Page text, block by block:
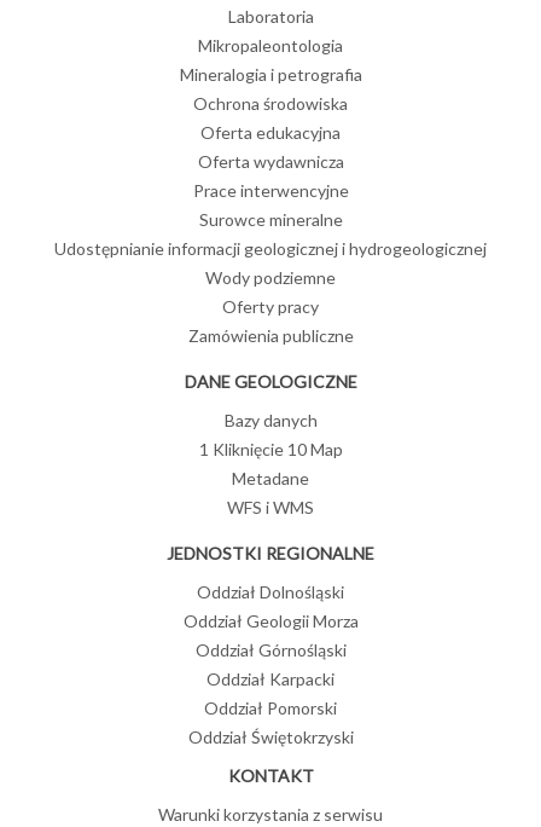
Laboratoria
Mikropaleontologia
Mineralogia i petrografia
Ochrona środowiska
Oferta edukacyjna
Oferta wydawnicza
Prace interwencyjne
Surowce mineralne
Udostępnianie informacji geologicznej i hydrogeologicznej
Wody podziemne
Oferty pracy
Zamówienia publiczne
DANE GEOLOGICZNE
Bazy danych
1 Kliknięcie 10 Map
Metadane
WFS i WMS
JEDNOSTKI REGIONALNE
Oddział Dolnośląski
Oddział Geologii Morza
Oddział Górnośląski
Oddział Karpacki
Oddział Pomorski
Oddział Świętokrzyski
KONTAKT
Warunki korzystania z serwisu